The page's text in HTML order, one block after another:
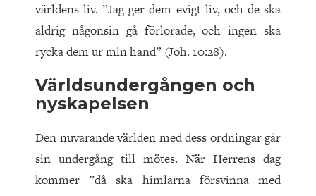
världens liv. ”Jag ger dem evigt liv, och de ska
aldrig någonsin gå förlorade, och ingen ska
rycka dem ur min hand” (Joh. 10:28).
Världsundergången och
nyskapelsen
Den nuvarande världen med dess ordningar går
sin undergång till mötes. När Herrens dag
kommer ”då ska himlarna försvinna med